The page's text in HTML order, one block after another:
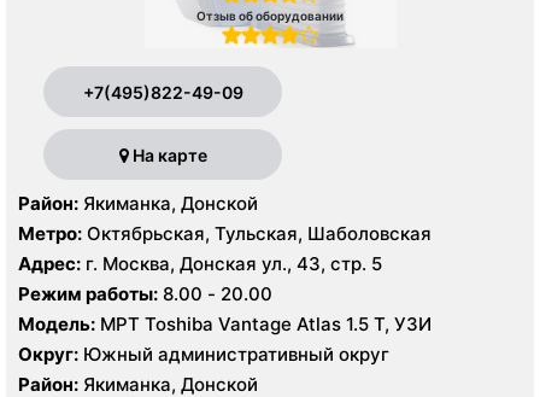
Отзыв об оборудовании
+7(495)822-49-09
На карте
Район: Якиманка, Донской
Метро: Октябрьская, Тульская, Шаболовская
Адрес: г. Москва, Донская ул., 43, стр. 5
Режим работы: 8.00 - 20.00
Модель: МРТ Toshiba Vantage Atlas 1.5 Т, УЗИ
Округ: Южный административный округ
Район: Якиманка, Донской